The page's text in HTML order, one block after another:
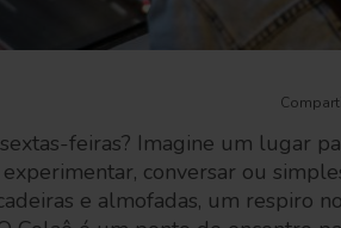
feiras? Imagine um lugar
experimentar, conversar ou
e almofadas, um respiro